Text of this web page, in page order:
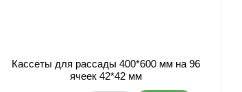
Кассеты для рассады 400*600 мм на 96
ячеек 42*42 мм